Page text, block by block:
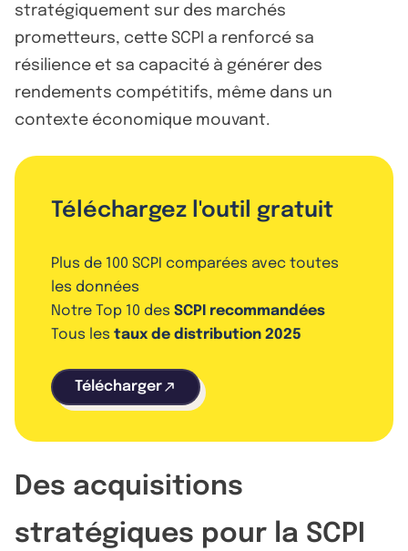
stratégiquement sur des marchés
prometteurs, cette SCPI a renforcé sa
résilience et sa capacité à générer des
rendements compétitifs, même dans un
contexte économique mouvant.
Téléchargez l'outil gratuit
Plus de 100 SCPI comparées avec toutes
les données
Notre Top 10 des SCPI recommandées
Tous les taux de distribution 2025
Télécharger
Des acquisitions
stratégiques pour la SCPI